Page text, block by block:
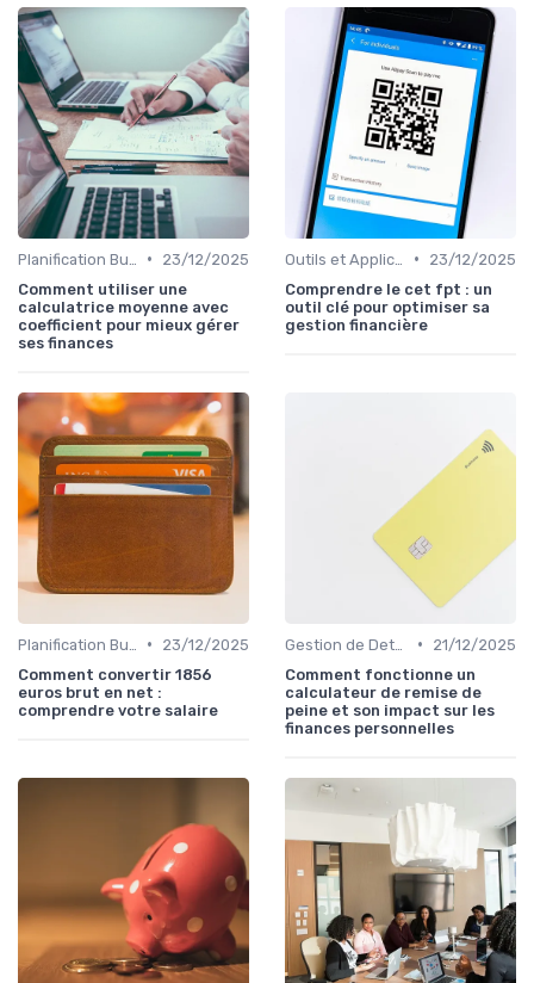
•
23/12/2025
Comment utiliser une
calculatrice moyenne avec
coefficient pour mieux gérer
ses finances
•
23/12/2025
Comprendre le cet fpt : un
outil clé pour optimiser sa
gestion financière
•
23/12/2025
Comment convertir 1856
euros brut en net :
comprendre votre salaire
•
21/12/2025
Comment fonctionne un
calculateur de remise de
peine et son impact sur les
finances personnelles